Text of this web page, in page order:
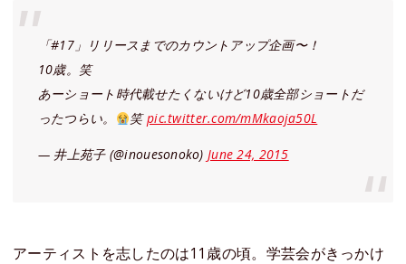
「#17」リリースまでのカウントアップ企画〜！
10歳。笑
あーショート時代載せたくないけど10歳全部ショートだ
ったつらい。
笑pic.twitter.com/mMkaoja50L
— 井上苑子 (@inouesonoko)June 24, 2015
アーティストを志したのは11歳の頃。学芸会がきっかけ